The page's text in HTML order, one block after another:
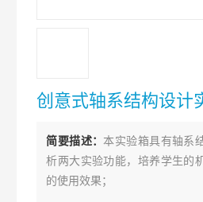
创意式轴系结构设计
简要描述：本实验箱具有轴系
析两大实验功能，培养学生的
的使用效果；